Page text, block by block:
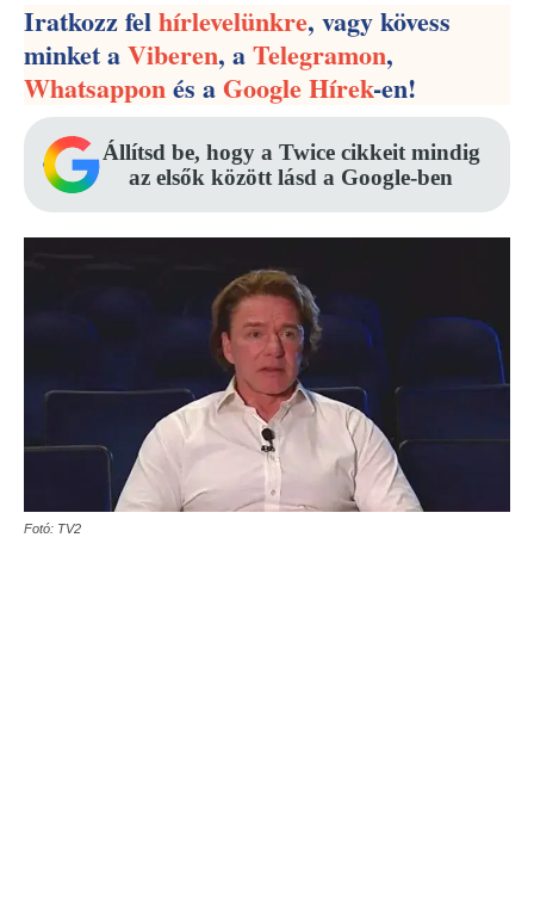
Iratkozz felhírlevelünkre, vagy kövess
minket aViberen, aTelegramon,
Whatsapponés aGoogle Hírek-en!
Állítsd be, hogy a Twice cikkeit mindig
az elsők között lásd a Google-ben
Fotó: TV2